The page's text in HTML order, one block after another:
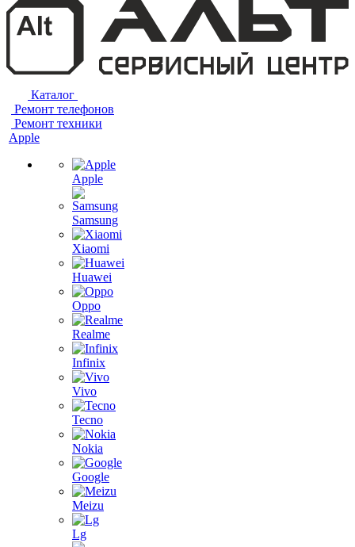
Каталог
Ремонт телефонов
Ремонт техники
Apple
Apple
Samsung
Xiaomi
Huawei
Oppo
Realme
Infinix
Vivo
Tecno
Nokia
Google
Meizu
Lg